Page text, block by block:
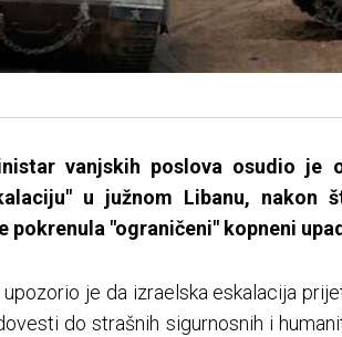
vanjskih poslova osudio je
u južnom Libanu, nakon
pokrenula "ograničeni" kopneni
je da izraelska eskalacija
do strašnih sigurnosnih i